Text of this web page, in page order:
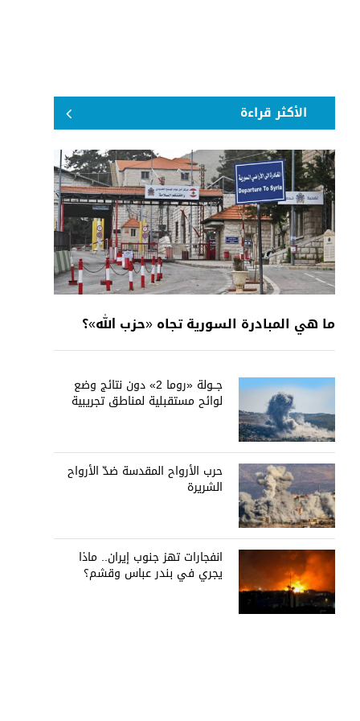
الأكثر قراءة
ما هي المبادرة السورية تجاه «حزب الله»؟
جــولة «روما 2» دون نتائج وضع
لوائح مستقبلية لمناطق تجريبية
حرب الأرواح المقدسة ضدّ الأرواح
الشريرة
انفجارات تهز جنوب إيران.. ماذا
يجري في بندر عباس وقشم؟